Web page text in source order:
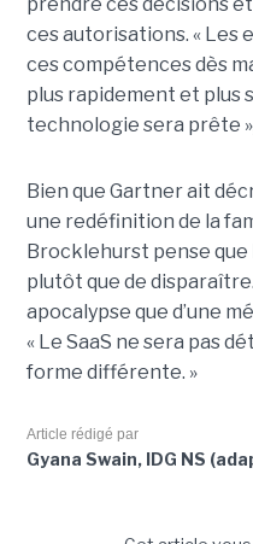
prendre ces décisions
ces autorisations. « Les
ces compétences dès
plus rapidement et plus
technologie sera prête
Bien que Gartner ait
une redéfinition de la
Brocklehurst pense que
plutôt que de disparaître.
apocalypse que d’une
« Le SaaS ne sera pas
forme différente. »
Article rédigé par
Gyana Swain, IDG NS